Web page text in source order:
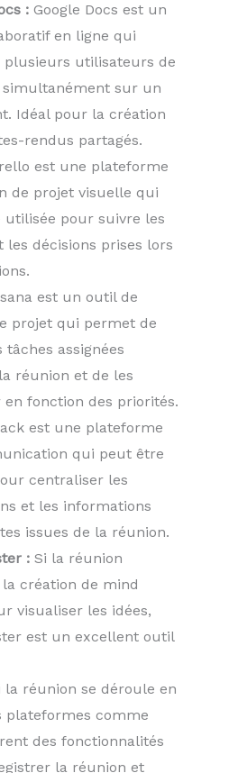
: Google Docs est un
en ligne qui
plusieurs utilisateurs de
sur un
Idéal pour la création
rendus partagés.
est une plateforme
de projet visuelle qui
utilisée pour suivre les
les décisions prises lors
est un outil de
projet qui permet de
tâches assignées
réunion et de les
en fonction des priorités.
est une plateforme
qui peut être
centraliser les
et les informations
issues de la réunion.
: Si la réunion
création de mind
visualiser les idées,
est un excellent outil
la réunion se déroule en
plateformes comme
des fonctionnalités
la réunion et